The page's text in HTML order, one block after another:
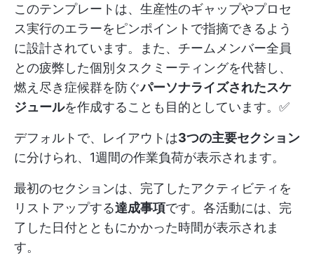
このテンプレートは、生産性のギャップやプロセ
ス実行のエラーをピンポイントで指摘できるよう
に設計されています。また、チームメンバー全員
との疲弊した個別タスクミーティングを代替し、
燃え尽き症候群を防ぐパーソナライズされたスケ
ジュールを作成することも目的としています。✅
デフォルトで、レイアウトは3つの主要セクション
に分けられ、1週間の作業負荷が表示されます。
最初のセクションは、完了したアクティビティを
リストアップする達成事項です。各活動には、完
了した日付とともにかかった時間が表示されま
す。